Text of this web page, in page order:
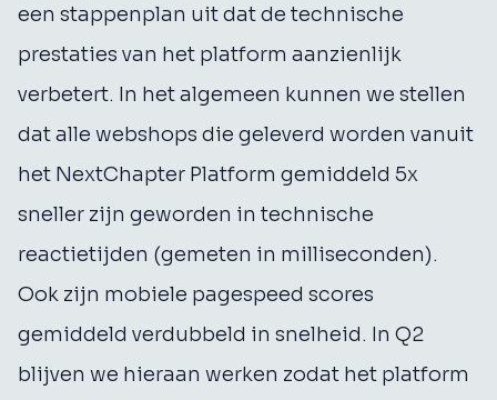
een stappenplan uit dat de technische
prestaties van het platform aanzienlijk
verbetert. In het algemeen kunnen we stellen
dat alle webshops die geleverd worden vanuit
het NextChapter Platform gemiddeld 5x
sneller zijn geworden in technische
reactietijden (gemeten in milliseconden).
Ook zijn mobiele pagespeed scores
gemiddeld verdubbeld in snelheid. In Q2
blijven we hieraan werken zodat het platform